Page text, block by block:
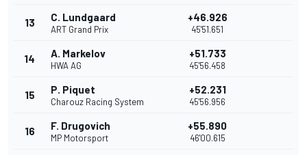
13 C. Lundgaard
ART Grand Prix
+46.926
45'51.651
14 A. Markelov
HWA AG
+51.733
45'56.458
15 P. Piquet
Charouz Racing System
+52.231
45'56.956
16 F. Drugovich
MP Motorsport
+55.890
46'00.615